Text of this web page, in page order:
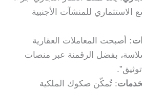
للمنشآت الأجنبية
أصبحت المعاملات العقارية
بفضل الرقمنة عبر منصات
: تُمكّن صكوك الملكية